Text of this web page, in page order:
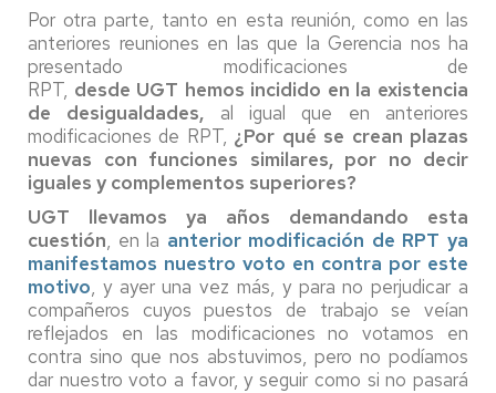
Por otra parte, tanto en esta reunión, como en las
anteriores reuniones en las que la Gerencia nos ha
presentado modificaciones de
RPT, desde UGT hemos incidido en la existencia
de desigualdades, al igual que en anteriores
modificaciones de RPT, ¿Por qué se crean plazas
nuevas con funciones similares, por no decir
iguales y complementos superiores?
UGT llevamos ya años demandando esta
cuestión, en la anterior modificación de RPT ya
manifestamos nuestro voto en contra por este
motivo, y ayer una vez más, y para no perjudicar a
compañeros cuyos puestos de trabajo se veían
reflejados en las modificaciones no votamos en
contra sino que nos abstuvimos, pero no podíamos
dar nuestro voto a favor, y seguir como si no pasará